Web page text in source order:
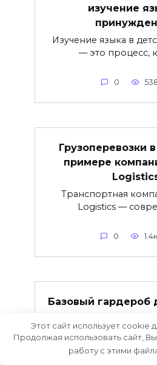
изучение
Изучение языка в
— это процесс,
0
Грузоперевозки
примере
Транспортная
Logistics —
0
Базовый гардероб
от года: что
Базовый гардероб
года: что
Этот сайт использует cookie
Продолжая использовать сайт,
работу с этими